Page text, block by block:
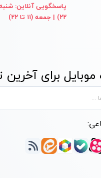
پاسخگویی آنلاین:
۲۲) | جمعه (۱۱ تا ۲۲)
برای